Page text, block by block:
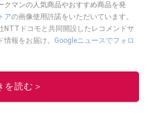
クマンの人気商品やおすすめ商品を発
アの画像使用許諾をいただいています。
NTTドコモと共同開設したレコメンドサ
報をお届け。 Googleニュースでフォロ
のイチオシストの他の記事を読む
を読む＞